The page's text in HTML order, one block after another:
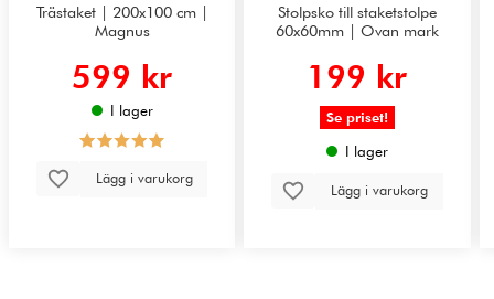
Trästaket | 200x100 cm |
Magnus
599 kr
I lager
Lägg i varukorg
Stolpsko till staketstolpe
60x60mm | Ovan mark
199 kr
Se priset!
I lager
Lägg i varukorg